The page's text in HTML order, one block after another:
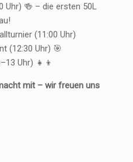
Uhr) 🍻 – die ersten 50L
(11:00 Uhr)
(12:30 Uhr) 🎯
Uhr) 👧👦
mit – wir freuen uns